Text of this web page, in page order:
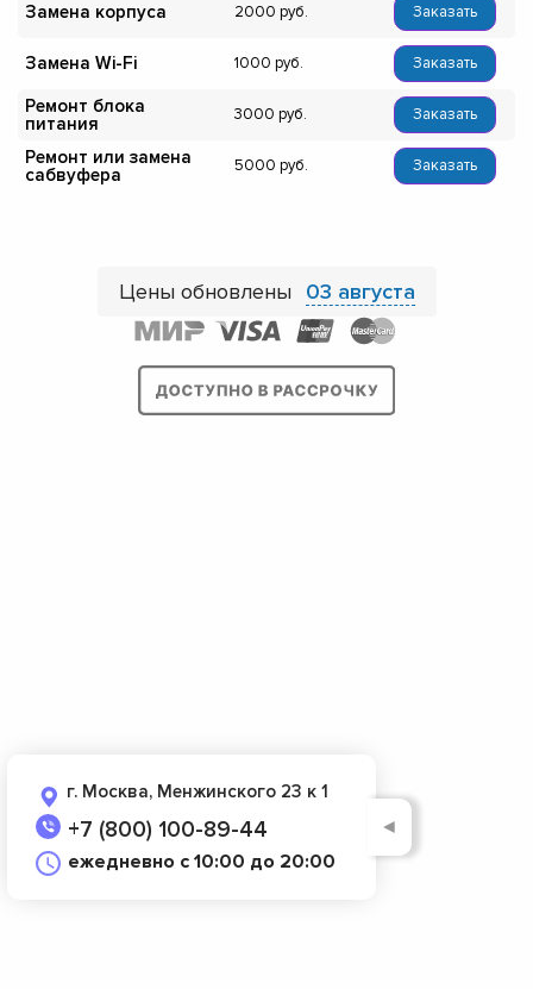
Замена корпуса 2000 Заказать
Замена Wi-Fi 1000 Заказать
Ремонт блока
питания
3000 Заказать
Ремонт или замена
сабвуфера
5000 Заказать
Цены обновлены 03 августа
г. Москва, Менжинского 23 к 1
+7 (800) 100-89-44
ежедневно с 10:00 до 20:00
◄